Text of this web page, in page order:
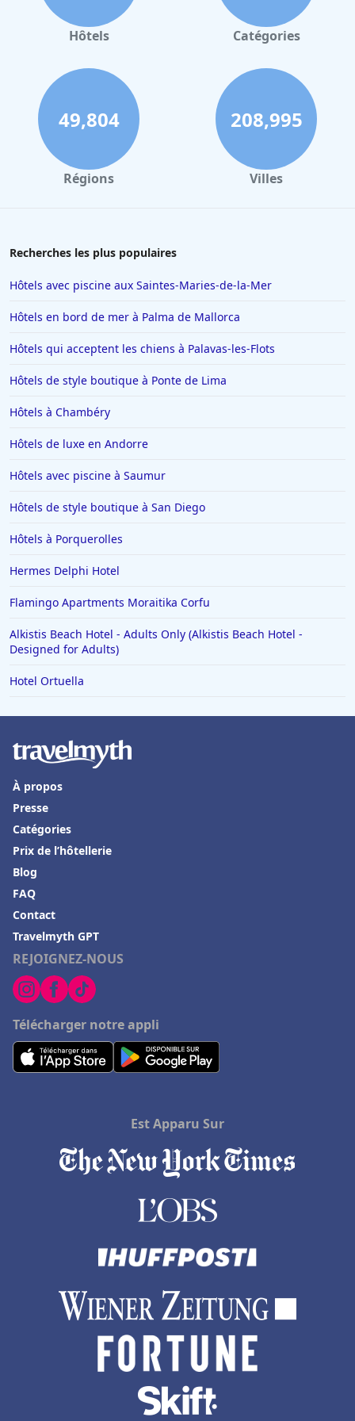
Hôtels à Valence
Hôtels à Gerardmer
Hôtels à Deauville
Hôtels à Bayonne
Hôtels aux Sables d Olonne
Hôtels au Touquet-Paris-Plage
Hôtels au Lavandou
Hôtels à Valence
Hôtels à Risoul
Hôtels à Toulouse
Hôtels à Saint-Gervais-les-Bains
Hôtels à Portofino
Hôtels à Vaux-en-Beaujolais
Hôtels à Cannes
Hôtels à Saumur
Hôtels en Tunisie
Hôtels à Pierrelatte
Hôtels à Mercuer
Hôtels à Tournefeuille
Hôtels à Le Mont-Saint-Michel
Hôtels à La Ferté-Bernard
Hôtels à Beaune
Hôtels à Alba
Hôtels à Honolulu
Hôtels à Allevard
Hôtels en Haute-Normandie
Hôtels à Zanzibar
Hôtels à Saint-André-de-Cubzac
Hôtels à La Mure
Hôtels à Talloires
Hôtels à Alanya
Hôtels à Antananarivo
Hôtels Catégories
49,804
Régions
208,995
Villes
Recherches les plus populaires
Hôtels avec piscine aux Saintes-Maries-de-la-Mer
Hôtels en bord de mer à Palma de Mallorca
Hôtels qui acceptent les chiens à Palavas-les-Flots
Hôtels de style boutique à Ponte de Lima
Hôtels à Chambéry
Hôtels de luxe en Andorre
Hôtels avec piscine à Saumur
Hôtels de style boutique à San Diego
Hôtels à Porquerolles
Hermes Delphi Hotel
Flamingo Apartments Moraitika Corfu
Alkistis Beach Hotel - Adults Only (Alkistis Beach Hotel -
Designed for Adults)
Hotel Ortuella
REJOIGNEZ-NOUS
Télécharger notre appli
À propos
Presse
Catégories
Prix de l’hôtellerie
Blog
FAQ
Contact
Travelmyth GPT
Est Apparu Sur